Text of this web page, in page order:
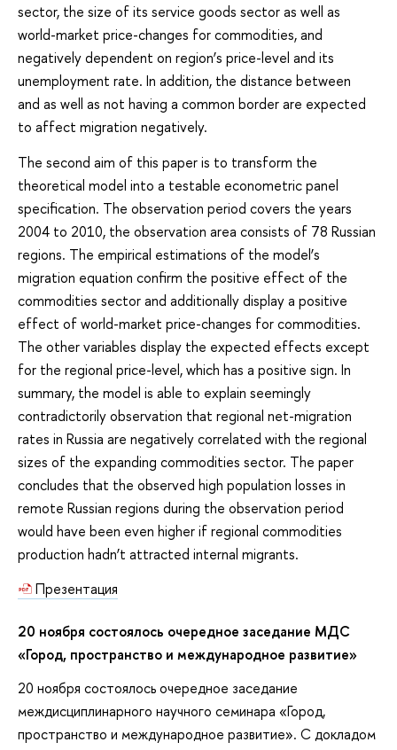
sector, the size of its service goods sector as well as
world-market price-changes for commodities, and
negatively dependent on region’s price-level and its
unemployment rate. In addition, the distance between
and as well as not having a common border are expected
to affect migration negatively.
The second aim of this paper is to transform the
theoretical model into a testable econometric panel
specification. The observation period covers the years
2004 to 2010, the observation area consists of 78 Russian
regions. The empirical estimations of the model’s
migration equation confirm the positive effect of the
commodities sector and additionally display a positive
effect of world-market price-changes for commodities.
The other variables display the expected effects except
for the regional price-level, which has a positive sign. In
summary, the model is able to explain seemingly
contradictorily observation that regional net-migration
rates in Russia are negatively correlated with the regional
sizes of the expanding commodities sector. The paper
concludes that the observed high population losses in
remote Russian regions during the observation period
would have been even higher if regional commodities
production hadn’t attracted internal migrants.
Презентация
20 ноября состоялось очередное заседание МДС
«Город, пространство и международное развитие»
20 ноября состоялось очередное заседание
междисциплинарного научного семинара «Город,
пространство и международное развитие». С докладом